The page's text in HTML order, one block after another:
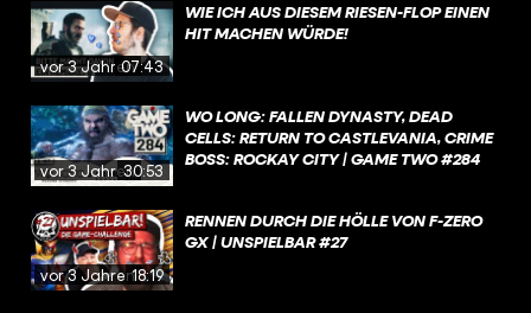
vor 3 Jahren07:43
WIE ICH AUS DIESEM RIESEN-FLOP EINEN
HIT MACHEN WÜRDE!
vor 3 Jahren30:53
WO LONG: FALLEN DYNASTY, DEAD
CELLS: RETURN TO CASTLEVANIA, CRIME
BOSS: ROCKAY CITY | GAME TWO #284
vor 3 Jahren18:19
RENNEN DURCH DIE HÖLLE VON F-ZERO
GX | UNSPIELBAR #27